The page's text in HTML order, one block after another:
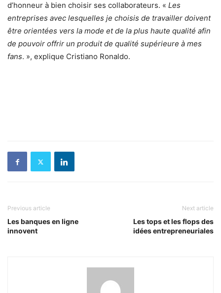
d’honneur à bien choisir ses collaborateurs. « Les
entreprises avec lesquelles je choisis de travailler doivent
être orientées vers la mode et de la plus haute qualité afin
de pouvoir offrir un produit de qualité supérieure à mes
fans. », explique Cristiano Ronaldo.
Previous article
Les banques en ligne
innovent
Next article
Les tops et les flops des
idées entrepreneuriales